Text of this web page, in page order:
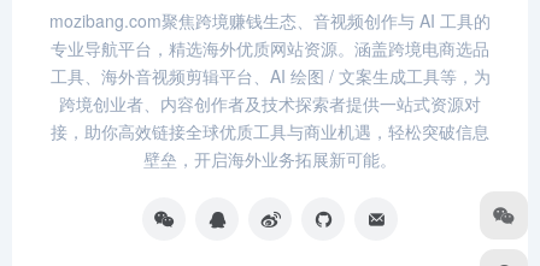
mozibang.com聚焦跨境赚钱生态、音视频创作与 AI 工具的
专业导航平台，精选海外优质网站资源。涵盖跨境电商选品
工具、海外音视频剪辑平台、AI 绘图 / 文案生成工具等，为
跨境创业者、内容创作者及技术探索者提供一站式资源对
接，助你高效链接全球优质工具与商业机遇，轻松突破信息
壁垒，开启海外业务拓展新可能。